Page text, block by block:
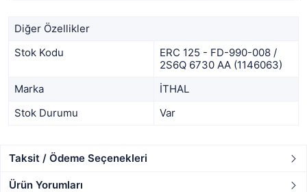
Diğer Özellikler
Stok Kodu
ERC 125 - FD-990-008 /
2S6Q 6730 AA (1146063)
Marka
İTHAL
Stok Durumu
Var
Taksit / Ödeme Seçenekleri
Ürün Yorumları